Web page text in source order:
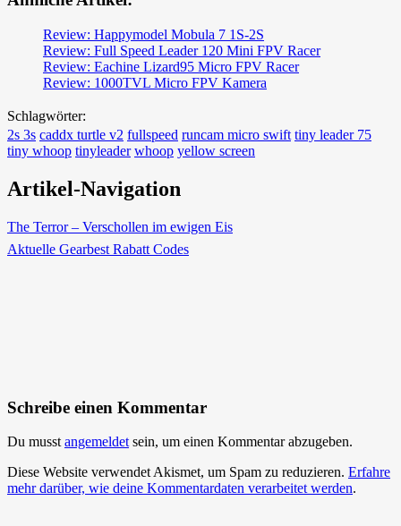
Review: Happymodel Mobula 7 1S-2S
Review: Full Speed Leader 120 Mini FPV Racer
Review: Eachine Lizard95 Micro FPV Racer
Review: 1000TVL Micro FPV Kamera
Schlagwörter:
2s 3s caddx turtle v2 fullspeed runcam micro swift tiny leader 75
tiny whoop tinyleader whoop yellow screen
Artikel-Navigation
The Terror – Verschollen im ewigen Eis
Aktuelle Gearbest Rabatt Codes
Schreibe einen Kommentar
Du musst angemeldet sein, um einen Kommentar abzugeben.
Diese Website verwendet Akismet, um Spam zu reduzieren. Erfahre
mehr darüber, wie deine Kommentardaten verarbeitet werden.